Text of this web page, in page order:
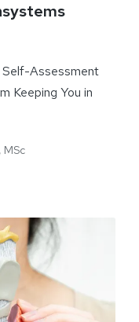
Self-Assessment
Keeping You in
MSc